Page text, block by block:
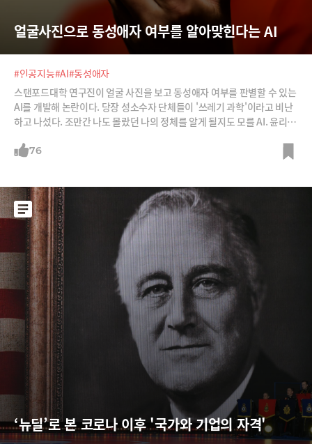
얼굴사진으로 동성애자 여부를 알아맞힌다는 AI
#인공지능#AI#동성애자
스탠포드대학 연구진이 얼굴 사진을 보고 동성애자 여부를 판별할 수 있는
AI를 개발해 논란이다. 당장 성소수자 단체들이 '쓰레기 과학'이라고 비난
하고 나섰다. 조만간 나도 몰랐던 나의 정체를 알게 될지도 모를 AI. 윤리와
76
‘뉴딜’로 본 코로나 이후 '국가와 기업의 자격'